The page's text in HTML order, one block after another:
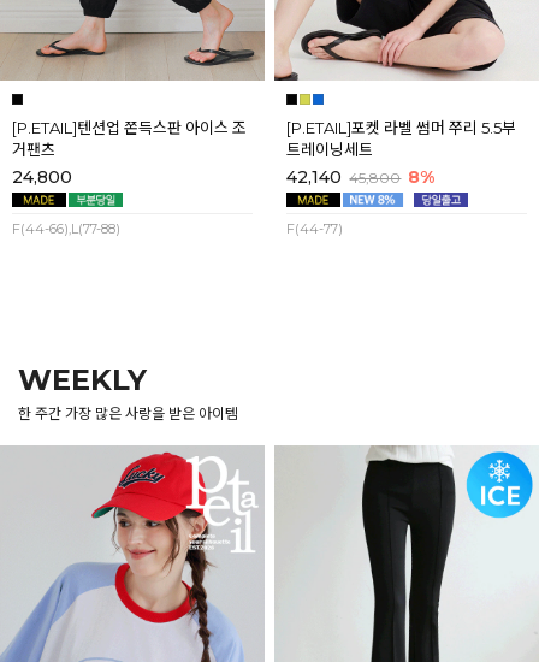
[P.ETAIL]텐션업 쫀득스판 아이스 조
거팬츠
24,800
F(44-66),L(77-88)
[P.ETAIL]포켓 라벨 썸머 쭈리 5.5부
트레이닝세트
42,140 45,800 8%
F(44-77)
WEEKLY
한 주간 가장 많은 사랑을 받은 아이템